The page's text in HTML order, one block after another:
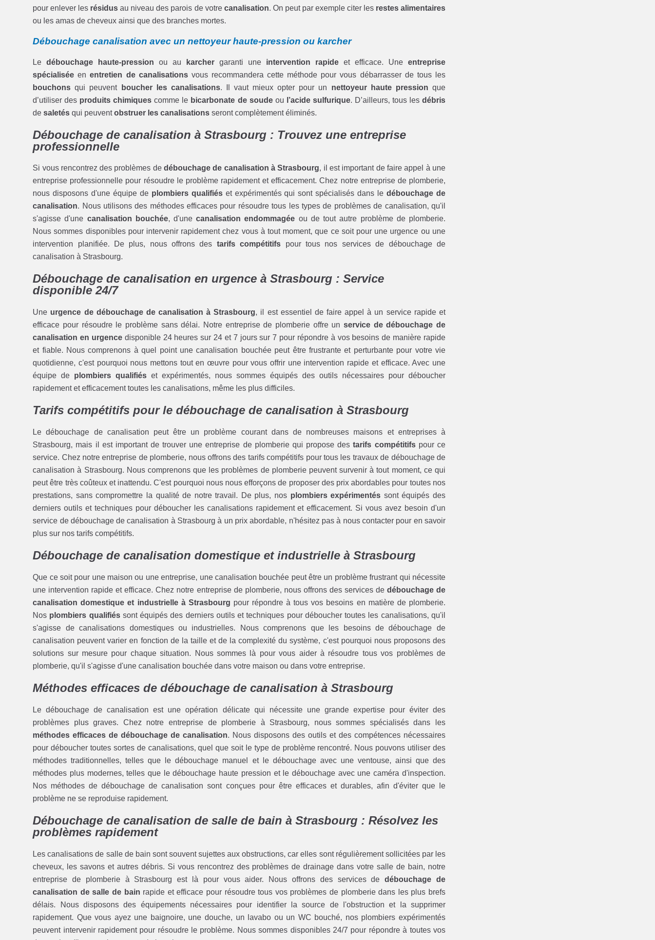
pour enlever les résidus au niveau des parois de votre canalisation. On peut par exemple citer les restes alimentaires
ou les amas de cheveux ainsi que des branches mortes.
Débouchage canalisation avec un nettoyeur haute-pression ou karcher
Ledébouchage haute-pression ou au karcher garanti une intervention rapide et efficace. Une entreprise
spécialisée enentretien de canalisationsvous recommandera cette méthode pour vous débarrasser de tous les
bouchons qui peuvent boucher les canalisations. Il vaut mieux opter pour un nettoyeur haute pression que
d’utiliser des produits chimiques comme le bicarbonate de soudeou l’acide sulfurique. D’ailleurs, tous les débris
desaletés qui peuventobstruer les canalisations seront complètement éliminés.
Débouchage de canalisation à Strasbourg : Trouvez une entreprise
professionnelle
Si vous rencontrez des problèmes dedébouchage de canalisation à Strasbourg, il est important de faire appel à une
entreprise professionnelle pour résoudre le problème rapidement et efficacement. Chez notre entreprise de plomberie,
nous disposons d'une équipe de plombiers qualifiéset expérimentés qui sont spécialisés dans ledébouchage de
canalisation. Nous utilisons des méthodes efficaces pour résoudre tous les types de problèmes de canalisation, qu'il
s'agisse d'une canalisation bouchée, d'unecanalisation endommagée ou de tout autre problème de plomberie.
Nous sommes disponibles pour intervenir rapidement chez vous à tout moment, que ce soit pour une urgence ou une
intervention planifiée. De plus, nous offrons des tarifs compétitifs pour tous nos services de débouchage de
canalisation à Strasbourg.
Débouchage de canalisation en urgence à Strasbourg : Service
disponible 24/7
Une urgence de débouchage de canalisation à Strasbourg, il est essentiel de faire appel à un service rapide et
efficace pour résoudre le problème sans délai. Notre entreprise de plomberie offre un service de débouchage de
canalisation en urgencedisponible 24 heures sur 24 et 7 jours sur 7 pour répondre à vos besoins de manière rapide
et fiable. Nous comprenons à quel point une canalisation bouchée peut être frustrante et perturbante pour votre vie
quotidienne, c'est pourquoi nous mettons tout en œuvre pour vous offrir une intervention rapide et efficace. Avec une
équipe de plombiers qualifiés et expérimentés, nous sommes équipés des outils nécessaires pour déboucher
rapidement et efficacement toutes les canalisations, même les plus difficiles.
Tarifs compétitifs pour le débouchage de canalisation à Strasbourg
Le débouchage de canalisation peut être un problème courant dans de nombreuses maisons et entreprises à
Strasbourg, mais il est important de trouver une entreprise de plomberie qui propose destarifs compétitifspour ce
service. Chez notre entreprise de plomberie, nous offrons des tarifs compétitifs pour tous les travaux de débouchage de
canalisation à Strasbourg. Nous comprenons que les problèmes de plomberie peuvent survenir à tout moment, ce qui
peut être très coûteux et inattendu. C'est pourquoi nous nous efforçons de proposer des prix abordables pour toutes nos
prestations, sans compromettre la qualité de notre travail. De plus, nos plombiers expérimentés sont équipés des
derniers outils et techniques pour déboucher les canalisations rapidement et efficacement. Si vous avez besoin d'un
service de débouchage de canalisation à Strasbourg à un prix abordable, n'hésitez pas à nous contacter pour en savoir
plus sur nos tarifs compétitifs.
Débouchage de canalisation domestique et industrielle à Strasbourg
Que ce soit pour une maison ou une entreprise, une canalisation bouchée peut être un problème frustrant qui nécessite
une intervention rapide et efficace. Chez notre entreprise de plomberie, nous offrons des services de débouchage de
canalisation domestique et industrielle à Strasbourg pour répondre à tous vos besoins en matière de plomberie.
Nos plombiers qualifiéssont équipés des derniers outils et techniques pour déboucher toutes les canalisations, qu'il
s'agisse de canalisations domestiques ou industrielles. Nous comprenons que les besoins de débouchage de
canalisation peuvent varier en fonction de la taille et de la complexité du système, c'est pourquoi nous proposons des
solutions sur mesure pour chaque situation. Nous sommes là pour vous aider à résoudre tous vos problèmes de
plomberie, qu'il s'agisse d'une canalisation bouchée dans votre maison ou dans votre entreprise.
Méthodes efficaces de débouchage de canalisation à Strasbourg
Le débouchage de canalisation est une opération délicate qui nécessite une grande expertise pour éviter des
problèmes plus graves. Chez notre entreprise de plomberie à Strasbourg, nous sommes spécialisés dans les
méthodes efficaces de débouchage de canalisation. Nous disposons des outils et des compétences nécessaires
pour déboucher toutes sortes de canalisations, quel que soit le type de problème rencontré. Nous pouvons utiliser des
méthodes traditionnelles, telles que le débouchage manuel et le débouchage avec une ventouse, ainsi que des
méthodes plus modernes, telles que le débouchage haute pression et le débouchage avec une caméra d'inspection.
Nos méthodes de débouchage de canalisation sont conçues pour être efficaces et durables, afin d'éviter que le
problème ne se reproduise rapidement.
Débouchage de canalisation de salle de bain à Strasbourg : Résolvez les
problèmes rapidement
Les canalisations de salle de bain sont souvent sujettes aux obstructions, car elles sont régulièrement sollicitées par les
cheveux, les savons et autres débris. Si vous rencontrez des problèmes de drainage dans votre salle de bain, notre
entreprise de plomberie à Strasbourg est là pour vous aider. Nous offrons des services dedébouchage de
canalisation de salle de bain rapide et efficace pour résoudre tous vos problèmes de plomberie dans les plus brefs
délais. Nous disposons des équipements nécessaires pour identifier la source de l'obstruction et la supprimer
rapidement. Que vous ayez une baignoire, une douche, un lavabo ou un WC bouché, nos plombiers expérimentés
peuvent intervenir rapidement pour résoudre le problème. Nous sommes disponibles 24/7 pour répondre à toutes vos